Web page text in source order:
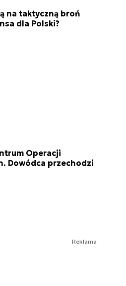
na taktyczną broń
dla Polski?
Operacji
Dowódca przechodzi
Reklama